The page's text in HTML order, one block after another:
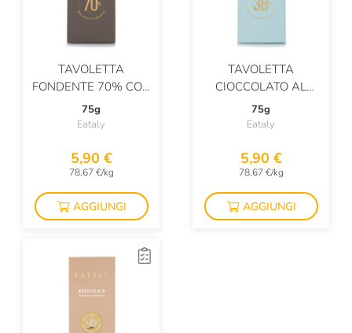
TAVOLETTA
FONDENTE 70% CON
CRIOLLO
75g
Eataly
5,90 €
78,67 €/kg
AGGIUNGI
TAVOLETTA
CIOCCOLATO AL
LATTE 38%
75g
Eataly
5,90 €
78,67 €/kg
AGGIUNGI